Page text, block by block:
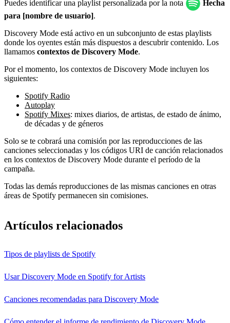
Puedes identificar una playlist personalizada por la nota
Hecha
para [nombre de usuario].
Discovery Mode está activo en un subconjunto de estas playlists
donde los oyentes están más dispuestos a descubrir contenido. Los
llamamos contextos de Discovery Mode.
Por el momento, los contextos de Discovery Mode incluyen los
siguientes:
Spotify Radio
Autoplay
Spotify Mixes: mixes diarios, de artistas, de estado de ánimo,
de décadas y de géneros
Solo se te cobrará una comisión por las reproducciones de las
canciones seleccionadas y los códigos URI de canción relacionados
en los contextos de Discovery Mode durante el período de la
campaña.
Todas las demás reproducciones de las mismas canciones en otras
áreas de Spotify permanecen sin comisiones.
Artículos relacionados
Tipos de playlists de Spotify
Usar Discovery Mode en Spotify for Artists
Canciones recomendadas para Discovery Mode